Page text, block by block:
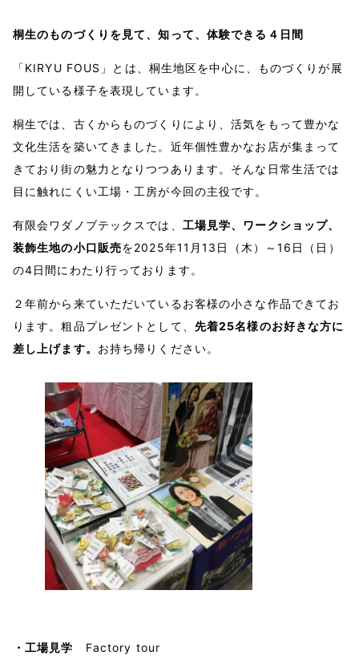
桐生のものづくりを見て、知って、体験できる４日間
「KIRYU FOUS」とは、桐生地区を中心に、ものづくりが展
開している様子を表現しています。
桐生では、古くからものづくりにより、活気をもって豊かな
文化生活を築いてきました。近年個性豊かなお店が集まって
きており街の魅力となりつつあります。そんな日常生活では
目に触れにくい工場・工房が今回の主役です。
有限会ワダノブテックスでは、 工場見学、ワークショップ、
装飾生地の小口販売を2025年11月13日（木）～16日（日）
の4日間にわたり行っております。
２年前から来ていただいているお客様の小さな作品できてお
ります。粗品プレゼントとして、 先着25名様のお好きな方に
差し上げます。 お持ち帰りください。
・工場見学 Factory tour